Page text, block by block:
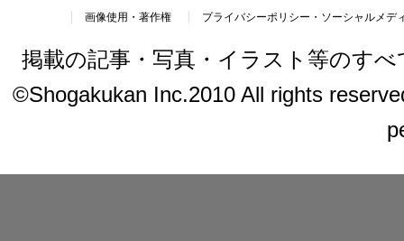
画像使用・著作権 プライバシーポリシー・ソーシャルメデ
掲載の記事・写真・イラスト等のす
©Shogakukan Inc.2010 All rights